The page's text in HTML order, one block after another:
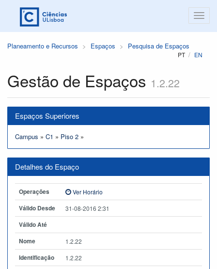
Planeamento e Recursos Espaços Pesquisa de Espaços
PT EN
Gestão de Espaços 1.2.22
Espaços Superiores
Campus » C1 » Piso 2 »
Detalhes do Espaço
Operações Ver Horário
Válido Desde 31-08-2016 2:31
Válido Até
Nome
1.2.22
Identificação 1.2.22